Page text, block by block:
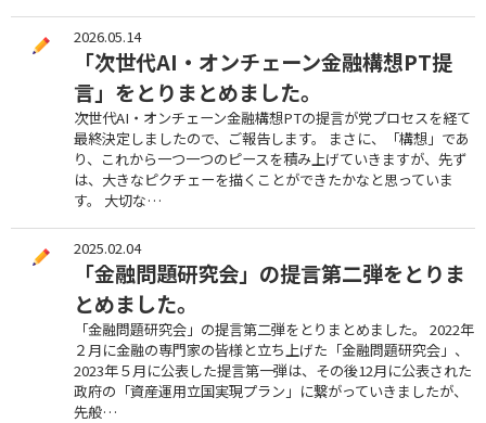
2026.05.14
「次世代AI・オンチェーン金融構想PT提
言」をとりまとめました。
次世代AI・オンチェーン金融構想PTの提言が党プロセスを経て
最終決定しましたので、ご報告します。 まさに、「構想」であ
り、これから一つ一つのピースを積み上げていきますが、先ず
は、大きなピクチェーを描くことができたかなと思っていま
す。 大切な…
2025.02.04
「金融問題研究会」の提言第二弾をとりま
とめました。
「金融問題研究会」の提言第二弾をとりまとめました。 2022年
２月に金融の専門家の皆様と立ち上げた「金融問題研究会」、
2023年５月に公表した提言第一弾は、その後12月に公表された
政府の「資産運用立国実現プラン」に繋がっていきましたが、
先般…